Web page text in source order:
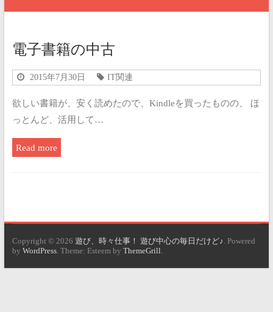
電子書籍の中古
2015年7月30日 IT関連
欲しい書籍が、安く読めたので、Kindleを買ったものの、 ほ
っとんど、活用して…
Read more
Copyright © 2026 遊び、時々仕事！ 遊び中心の毎日だけど♪ . Powered
by WordPress. Theme: Esteem by ThemeGrill